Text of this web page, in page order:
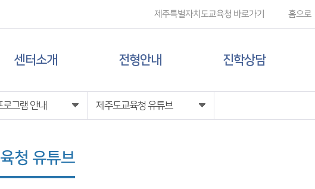
제주특별자치도교육청 바로가기 홈으로
센터소개 전형안내 진학상담
센터 소개
찾아오시는 길
대입 일정
로그램 안내 제주도교육청 유튜브
청 유튜브